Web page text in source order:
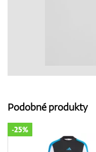
Podobné produkty
-50%